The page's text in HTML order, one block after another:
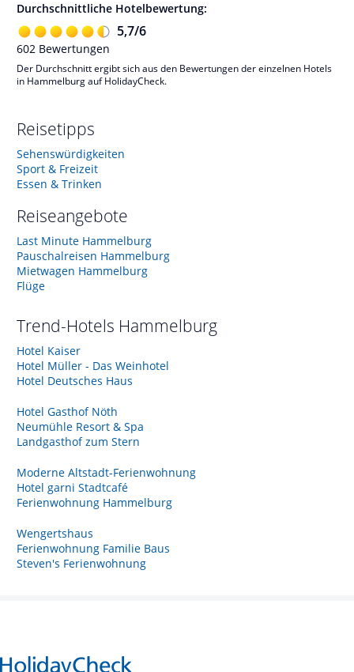
Durchschnittliche Hotelbewertung:
5,7/6
602 Bewertungen
Der Durchschnitt ergibt sich aus den Bewertungen der einzelnen Hotels
in Hammelburg auf HolidayCheck.
Reisetipps
Sehenswürdigkeiten
Sport & Freizeit
Essen & Trinken
Reiseangebote
Last Minute Hammelburg
Pauschalreisen Hammelburg
Mietwagen Hammelburg
Flüge
Trend-Hotels Hammelburg
Hotel Kaiser
Hotel Müller - Das Weinhotel
Hotel Deutsches Haus
Hotel Gasthof Nöth
Neumühle Resort & Spa
Landgasthof zum Stern
Moderne Altstadt-Ferienwohnung
Hotel garni Stadtcafé
Ferienwohnung Hammelburg
Wengertshaus
Ferienwohnung Familie Baus
Steven's Ferienwohnung